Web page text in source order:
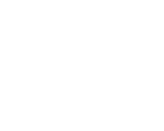
ります。
ダーやマネジメントを担うポジション
たしたい」など、あなたの希望に応じ
ア、フリーランス・・・あらゆる選択
的とした専門の部署を構えております